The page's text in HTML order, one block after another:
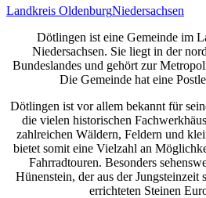
Landkreis OldenburgNiedersachsen
Dötlingen ist eine Gemeinde im
Niedersachsen. Sie liegt in der
Bundeslandes und gehört zur
Die Gemeinde hat eine
Dötlingen ist vor allem bekannt für
die vielen historischen
zahlreichen Wäldern, Feldern und
bietet somit eine Vielzahl an
Fahrradtouren. Besonders
Hünenstein, der aus der Jungsteinzeit
errichteten Steinen